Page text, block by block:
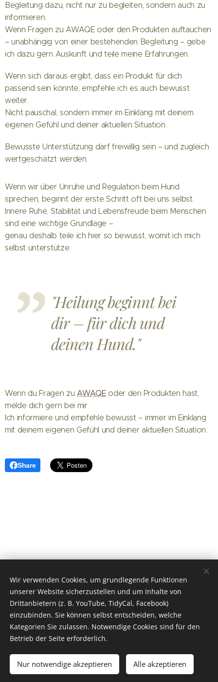
Begleitung dazu, nicht nur zu begleiten, sondern auch zu
informieren.
Wenn Fragen zu AWAQE oder den Produkten auftauchen
– unabhängig von einer bestehenden Begleitung – gebe
ich dazu gern Auskunft und teile meine Erfahrungen.
Wenn sich daraus ergibt, dass ein Produkt für dich
passend sein könnte, empfehle ich es auch bewusst
weiter.
Nicht pauschal, sondern immer im Einklang mit deinem
eigenen Gefühl und deiner aktuellen Situation.
Bewusste Unterstützung darf freiwillig sein – und zugleich
wertgeschätzt werden.
Wenn wir über Unruhe und Regulation beim Hund
sprechen, beginnt der erste Schritt oft bei uns selbst.
Innere Ruhe, Stabilität und Lebensfreude beim Menschen
sind eine wichtige Grundlage –
genau deshalb teile ich hier so bewusst, womit ich mich
selbst unterstütze.
"Heilung beginnt bei
dir – für dich und
deinen Hund."
Wenn du Fragen zuAWAQEoder den Produkten hast,
melde dich gern bei mir.
Ich informiere und empfehle bewusst – immer im Einklang
mit deinem eigenen Gefühl und deiner aktuellen Situation.
Share
©BettinaBumb. Alle Rechte vorbehalten.
Wir verwenden Cookies, um grundlegende Funktionen
unserer Website sicherzustellen und um Inhalte von
Drittanbietern (z. B. YouTube, TidyCal, Facebook)
einzubinden. Sie können selbst entscheiden, welche
Kategorien Sie zulassen. Notwendige Cookies sind für den
Betrieb der Seite erforderlich.
Nur notwendige akzeptieren Alle akzeptieren